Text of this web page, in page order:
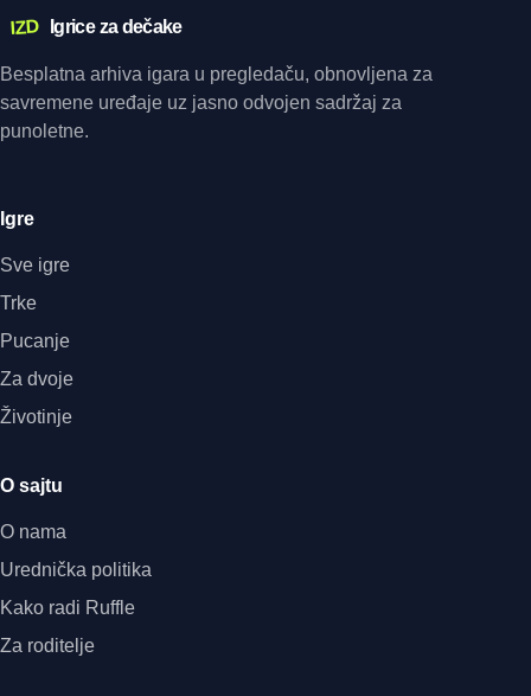
IZD Igrice za dečake
Besplatna arhiva igara u pregledaču, obnovljena za
savremene uređaje uz jasno odvojen sadržaj za
punoletne.
Igre
Sve igre
Trke
Pucanje
Za dvoje
Životinje
O sajtu
O nama
Urednička politika
Kako radi Ruffle
Za roditelje